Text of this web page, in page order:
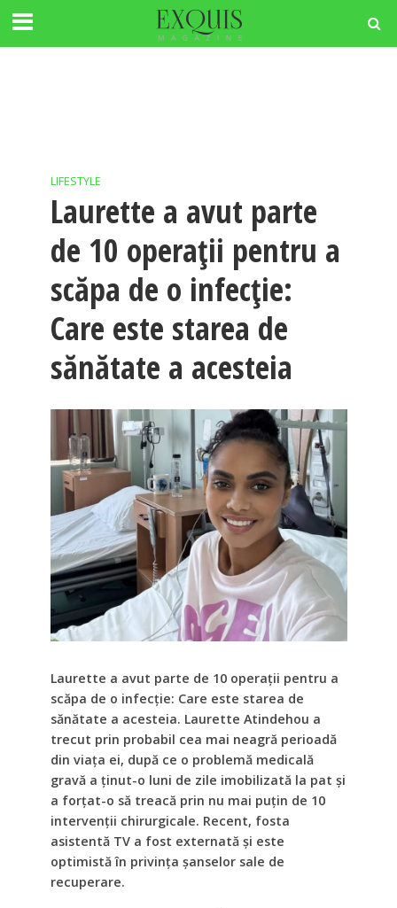
LIFESTYLE
Laurette a avut parte
de 10 operații pentru a
scăpa de o infecție:
Care este starea de
sănătate a acesteia
Laurette a avut parte de 10 operații pentru a
scăpa de o infecție: Care este starea de
sănătate a acesteia. Laurette Atindehou a
trecut prin probabil cea mai neagră perioadă
din viața ei, după ce o problemă medicală
gravă a ținut-o luni de zile imobilizată la pat și
a forțat-o să treacă prin nu mai puțin de 10
intervenții chirurgicale. Recent, fosta
asistentă TV a fost externată și este
optimistă în privința șanselor sale de
recuperare.